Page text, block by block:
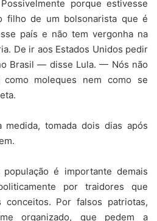
porque estivesse
filho de um bolsonarista que é
país e não tem vergonha na
De ir aos Estados Unidos pedir
Brasil — disse Lula. — Nós não
como moleques nem como se
tomada dois dias após
é importante demais
por traidores que
conceitos. Por falsos patriotas,
organizado, que pedem a